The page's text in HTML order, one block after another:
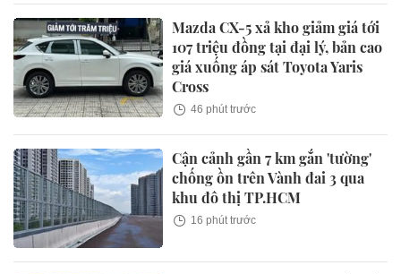
Mazda CX-5 xả kho giảm giá tới
107 triệu đồng tại đại lý, bản cao
giá xuống áp sát Toyota Yaris
Cross
46 phút trước
Cận cảnh gần 7 km gắn 'tường'
chống ồn trên Vành đai 3 qua
khu đô thị TP.HCM
16 phút trước